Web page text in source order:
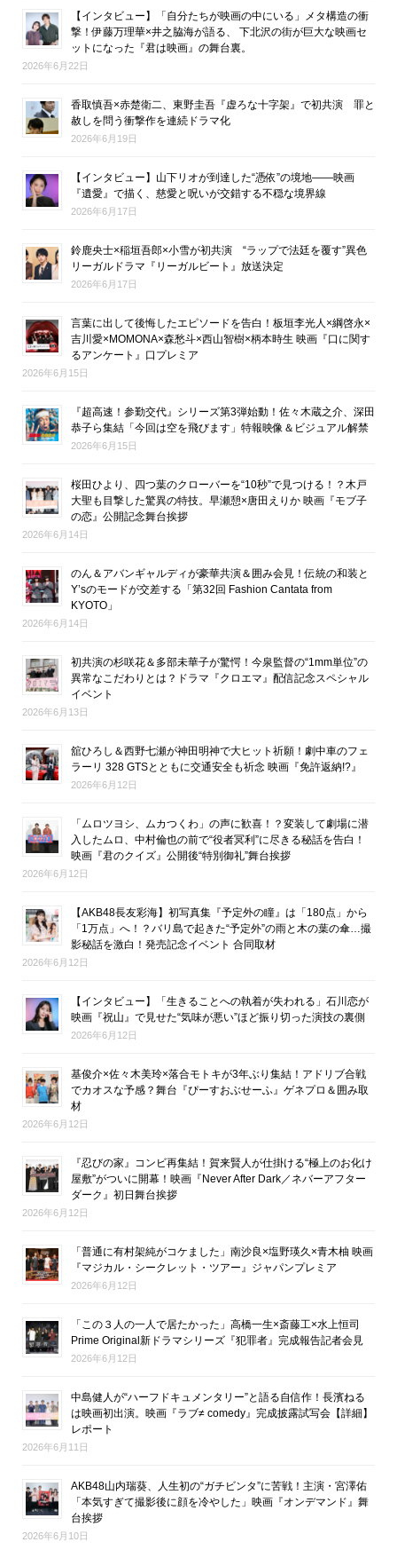
【インタビュー】「自分たちが映画の中にいる」メタ構造の衝
撃！伊藤万理華×井之脇海が語る、 下北沢の街が巨大な映画セ
ットになった『君は映画』の舞台裏。
2026年6月22日
香取慎吾×赤楚衛二、東野圭吾『虚ろな十字架』で初共演 罪と
赦しを問う衝撃作を連続ドラマ化
2026年6月19日
【インタビュー】山下リオが到達した“憑依”の境地――映画
『遺愛』で描く、慈愛と呪いが交錯する不穏な境界線
2026年6月17日
鈴鹿央士×稲垣吾郎×小雪が初共演 “ラップで法廷を覆す”異色
リーガルドラマ『リーガルビート』放送決定
2026年6月17日
言葉に出して後悔したエピソードを告白！板垣李光人×綱啓永×
吉川愛×MOMONA×森愁斗×西山智樹×柄本時生 映画『口に関す
るアンケート』口プレミア
2026年6月15日
『超高速！参勤交代』シリーズ第3弾始動！佐々木蔵之介、深田
恭子ら集結「今回は空を飛びます」特報映像＆ビジュアル解禁
2026年6月15日
桜田ひより、四つ葉のクローバーを“10秒”で見つける！？木戸
大聖も目撃した驚異の特技。早瀬憩×唐田えりか 映画『モブ子
の恋』公開記念舞台挨拶
2026年6月14日
のん＆アバンギャルディが豪華共演＆囲み会見！伝統の和装と
Y’sのモードが交差する「第32回 Fashion Cantata from
KYOTO」
2026年6月14日
初共演の杉咲花＆多部未華子が驚愕！今泉監督の“1mm単位”の
異常なこだわりとは？ドラマ『クロエマ』配信記念スペシャル
イベント
2026年6月13日
舘ひろし＆西野七瀬が神田明神で大ヒット祈願！劇中車のフェ
ラーリ 328 GTSとともに交通安全も祈念 映画『免許返納!?』
2026年6月12日
「ムロツヨシ、ムカつくわ」の声に歓喜！？変装して劇場に潜
入したムロ、中村倫也の前で“役者冥利”に尽きる秘話を告白！
映画『君のクイズ』公開後“特別御礼”舞台挨拶
2026年6月12日
【AKB48長友彩海】初写真集『予定外の瞳』は「180点」から
「1万点」へ！？バリ島で起きた“予定外”の雨と木の葉の傘…撮
影秘話を激白！発売記念イベント 合同取材
2026年6月12日
【インタビュー】「生きることへの執着が失われる」石川恋が
映画『祝山』で見せた“気味が悪い”ほど振り切った演技の裏側
2026年6月12日
基俊介×佐々木美玲×落合モトキが3年ぶり集結！アドリブ合戦
でカオスな予感？舞台『ぴーすおぶせーふ』ゲネプロ＆囲み取
材
2026年6月12日
『忍びの家』コンビ再集結！賀来賢人が仕掛ける“極上のお化け
屋敷”がついに開幕！映画『Never After Dark／ネバーアフター
ダーク』初日舞台挨拶
2026年6月12日
「普通に有村架純がコケました」南沙良×塩野瑛久×青木柚 映画
『マジカル・シークレット・ツアー』ジャパンプレミア
2026年6月12日
「この３人の一人で居たかった」高橋一生×斎藤工×水上恒司
Prime Original新ドラマシリーズ『犯罪者』完成報告記者会見
2026年6月12日
中島健人が“ハーフドキュメンタリー”と語る自信作！長濱ねる
は映画初出演。映画『ラブ≠ comedy』完成披露試写会【詳細】
レポート
2026年6月11日
AKB48山内瑞葵、人生初の“ガチビンタ”に苦戦！主演・宮澤佑
「本気すぎて撮影後に顔を冷やした」映画『オンデマンド』舞
台挨拶
2026年6月10日